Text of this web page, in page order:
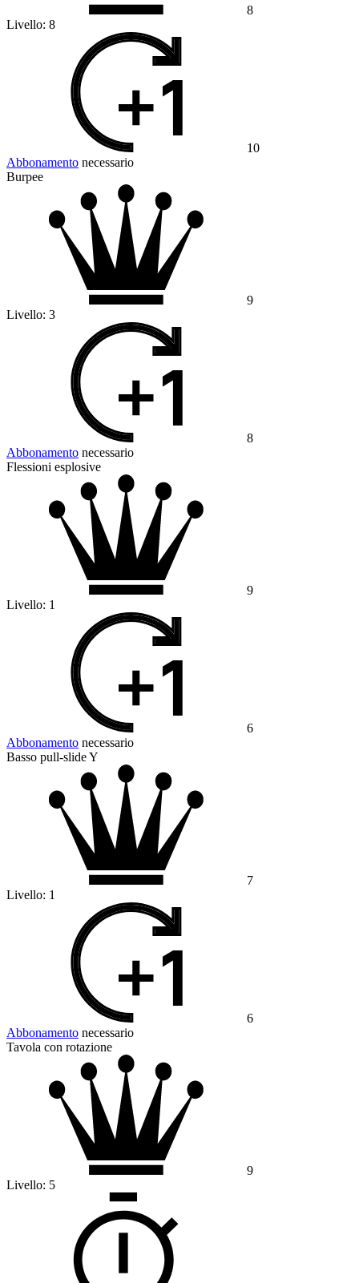
8
Livello: 8
10
Abbonamento necessario
Burpee
9
Livello: 3
8
Abbonamento necessario
Flessioni esplosive
9
Livello: 1
6
Abbonamento necessario
Basso pull-slide Y
7
Livello: 1
6
Abbonamento necessario
Tavola con rotazione
9
Livello: 5